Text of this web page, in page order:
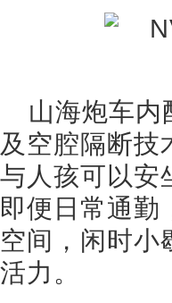
山海炮车内
及空腔隔断技
与人孩可以安
即便日常通勤
空间，闲时小
活力。